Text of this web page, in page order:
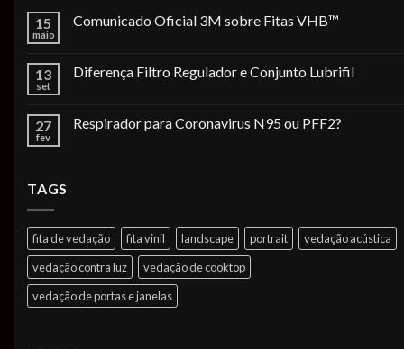
15
maio
Comunicado Oficial 3M sobre Fitas VHB™
13
set
Diferença Filtro Regulador e Conjunto Lubrifil
27
fev
Respirador para Coronavirus N95 ou PFF2?
TAGS
fita de vedação fita vinil landscape portrait
vedação acústica
vedação contra luz
vedação de cooktop
vedação de portas e janelas